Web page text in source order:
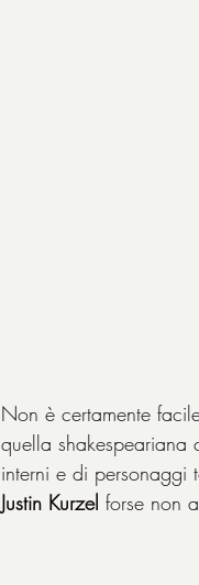
Non è certamente
quella
interni e di personaggi
Justin Kurzel forse non